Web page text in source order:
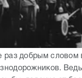
раз добрым словом